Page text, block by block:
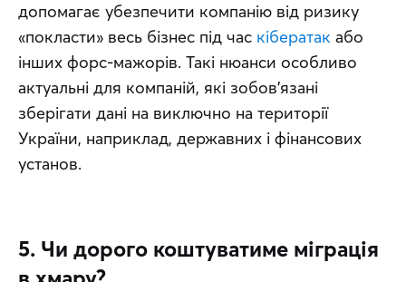
допомагає убезпечити компанію від ризику
«покласти» весь бізнес під час кібератак або
інших форс-мажорів. Такі нюанси особливо
актуальні для компаній, які зобов’язані
зберігати дані на виключно на території
України, наприклад, державних і фінансових
установ.
5. Чи дорого коштуватиме міграція